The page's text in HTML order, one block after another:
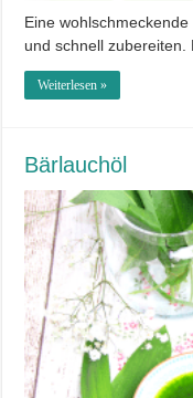
Eine
und schnell zubereiten.
Weiterlesen »
Bärlauchöl